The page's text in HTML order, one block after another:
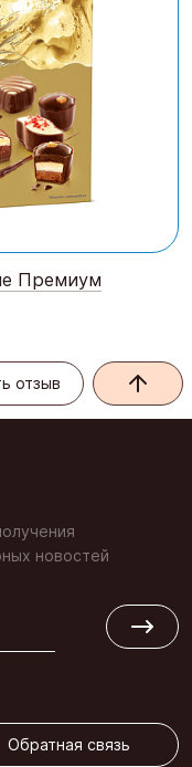
Премиум
отзыв
новостей
Обратная связь